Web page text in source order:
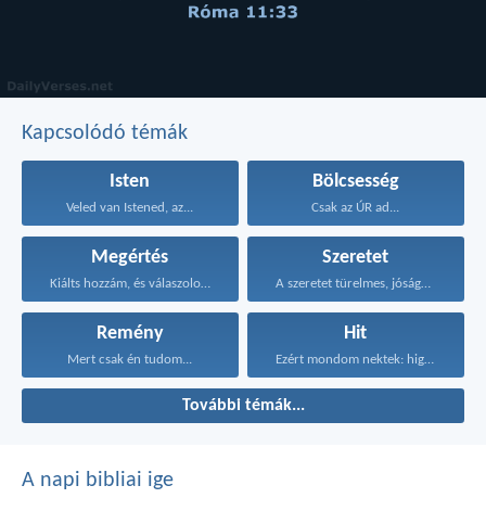
Kapcsolódó témák
Isten
Veled van Istened, az...
Bölcsesség
Csak az ÚR ad...
Megértés
Kiálts hozzám, és válaszolok...
Szeretet
A szeretet türelmes, jóságos...
Remény
Mert csak én tudom...
Hit
Ezért mondom nektek: higgyétek...
További témák...
A napi bibliai ige